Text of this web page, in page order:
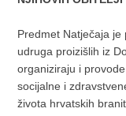
Predmet Natječaja
udruga proizišlih iz
organiziraju i
socijalne i
života hrvatskih